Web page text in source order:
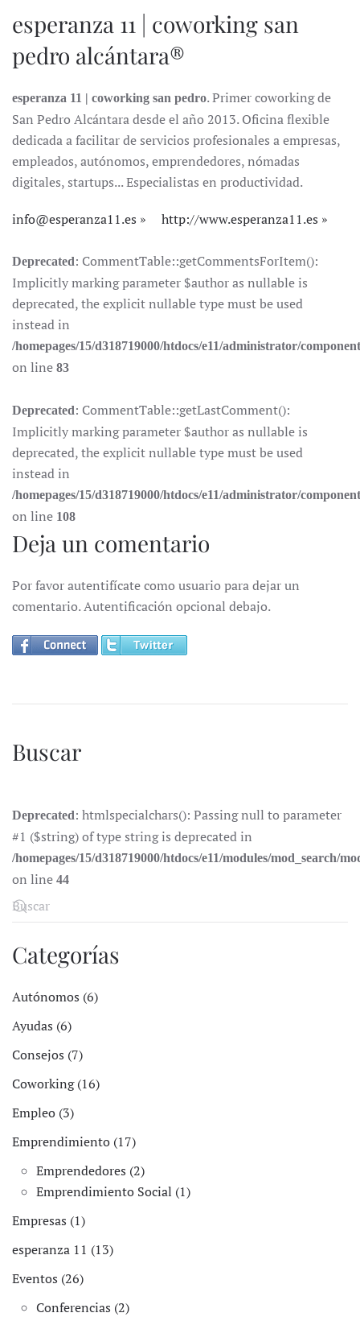
esperanza 11 | coworking san
pedro alcántara®
esperanza 11 | coworking san pedro. Primer coworking de
San Pedro Alcántara desde el año 2013. Oficina flexible
dedicada a facilitar de servicios profesionales a empresas,
empleados, autónomos, emprendedores, nómadas
digitales, startups... Especialistas en productividad.
info@esperanza11.es http://www.esperanza11.es
Deprecated: CommentTable::getCommentsForItem():
Implicitly marking parameter $author as nullable is
deprecated, the explicit nullable type must be used
instead in
/homepages/15/d318719000/htdocs/e11/administrator/
on line 83
Deprecated: CommentTable::getLastComment():
Implicitly marking parameter $author as nullable is
deprecated, the explicit nullable type must be used
instead in
/homepages/15/d318719000/htdocs/e11/administrator/
on line 108
Deja un comentario
Por favor autentifícate como usuario para dejar un
comentario. Autentificación opcional debajo.
Buscar
Deprecated: htmlspecialchars(): Passing null to parameter
#1 ($string) of type string is deprecated in
/homepages/15/d318719000/htdocs/e11/modules/mod_search/
on line 44
Categorías
Autónomos (6)
Ayudas (6)
Consejos (7)
Coworking (16)
Empleo (3)
Emprendimiento (17)
Emprendedores (2)
Emprendimiento Social (1)
Empresas (1)
esperanza 11 (13)
Eventos (26)
Conferencias (2)